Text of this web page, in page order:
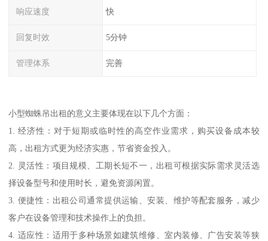
响应速度 快
回复时效 5分钟
管理体系 完善
小型蜘蛛吊出租的意义主要体现在以下几个方面：
1. 经济性：对于短期或临时性的高空作业需求，购买设备成本较
高，出租方式更为经济实惠，节省资金投入。
2. 灵活性：项目规模、工期长短不一，出租可根据实际需求灵活选
择设备型号和使用时长，避免资源闲置。
3. 便捷性：出租公司通常提供运输、安装、维护等配套服务，减少
客户在设备管理和技术操作上的负担。
4. 适应性：适用于多种场景如建筑维修、室内装修、广告安装等狭